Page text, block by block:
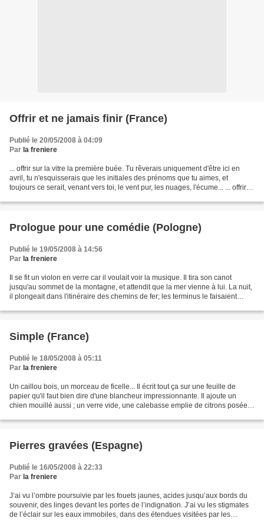
Offrir et ne jamais finir (France)
Publié le 20/05/2008 à 04:09
Par la freniere
... offrir sur la vitre la première buée. Tu rêverais uniquement d'être ici en
avril, tu n'esquisserais que les initiales des prénoms que tu aimes, et
toujours ce serait, venant vers toi, le vent pur, les nuages, l'écume... ... offrir
Prologue pour une comédie (Pologne)
Publié le 19/05/2008 à 14:56
Par la freniere
Il se fit un violon en verre car il voulait voir la musique. Il tira son canot
jusqu'au sommet de la montagne, et attendit que la mer vienne à lui. La nuit,
il plongeait dans l'itinéraire des chemins de fer; les terminus le faisaient
Simple (France)
Publié le 18/05/2008 à 05:11
Par la freniere
Un caillou bois, un morceau de ficelle... Il écrit tout ça sur une feuille de
papier qu'il faut bien dire d'une blancheur impressionnante. Il ajoute un
chien mouillé aussi ; un verre vide, une calebasse emplie de citrons posée
Pierres gravées (Espagne)
Publié le 16/05/2008 à 22:33
Par la freniere
J’ai vu l’ombre poursuivie par les fouets jaunes, acides jusqu’aux bords du
souvenir, des linges devant les portes de l’indignation. J’ai vu les stigmates
de l’éclair sur les eaux immobiles, dans des étendues visitées par les